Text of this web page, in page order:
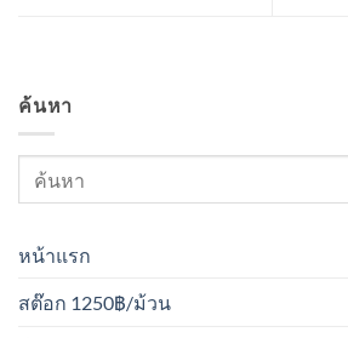
ค้นหา
หน้าแรก
สต๊อก 1250฿/ม้วน